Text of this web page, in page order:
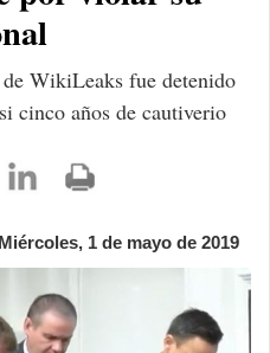
WikiLeaks fue detenido
cinco años de cautiverio
Miércoles, 1 de mayo de 2019